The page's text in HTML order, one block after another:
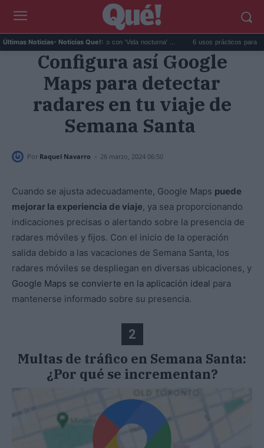
Últimas Noticias- Noticias Que!:
Fido da el salto en solitario con 'Vida nocturna' ... 6 usos prácticos para reutilizar
Configura así Google
Maps para detectar
radares en tu viaje de
Semana Santa
Por Raquel Navarro - 26 marzo, 2024 06:50
Cuando se ajusta adecuadamente, Google Maps puede
mejorar la experiencia de viaje, ya sea proporcionando
indicaciones precisas o alertando sobre la presencia de
radares móviles y fijos. Con el inicio de la operación
salida debido a las vacaciones de Semana Santa, los
radares móviles se despliegan en diversas ubicaciones, y
Google Maps se convierte en la aplicación ideal para
mantenerse informado sobre su presencia.
2
Multas de tráfico en Semana Santa:
¿Por qué se incrementan?